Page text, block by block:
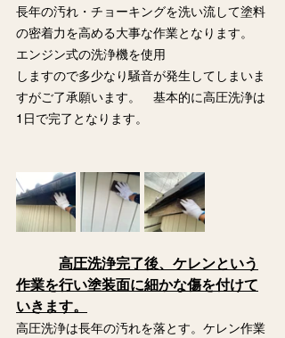
長年の汚れ・チョーキングを洗い流して塗料
の密着力を高める大事な作業となります。
エンジン式の洗浄機を使用
しますので多少なり騒音が発生してしまいま
すがご了承願います。　基本的に高圧洗浄は
1日で完了となります。
高圧洗浄完了後、ケレンという
作業を行い塗装面に細かな傷を付けて
いきます。
高圧洗浄は長年の汚れを落とす。ケレン作業